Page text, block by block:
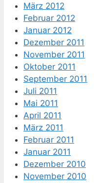
März 2012
Februar 2012
Januar 2012
Dezember 2011
November 2011
Oktober 2011
September 2011
Juli 2011
Mai 2011
April 2011
März 2011
Februar 2011
Januar 2011
Dezember 2010
November 2010